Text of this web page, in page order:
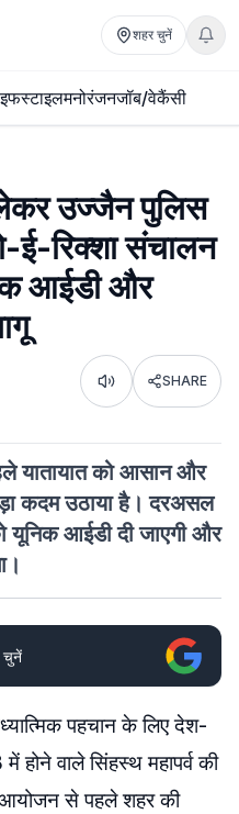
शहर चुनें
मनोरंजनजॉब/वेकैंसी
उज्जैन पुलिस
रिक्शा संचालन
आईडी और
Listen SHARE
यातायात को आसान और
कदम उठाया है। दरअसल
आईडी दी जाएगी और
चुनें
पहचान के लिए देश-
होने वाले सिंहस्थ महापर्व की
से पहले शहर की